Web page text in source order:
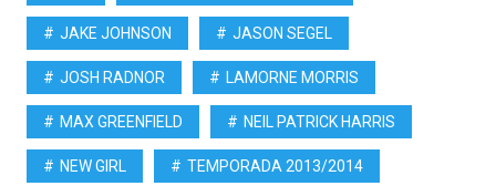
JAKE JOHNSON JASON SEGEL
JOSH RADNOR LAMORNE MORRIS
MAX GREENFIELD NEIL PATRICK HARRIS
NEW GIRL TEMPORADA 2013/2014